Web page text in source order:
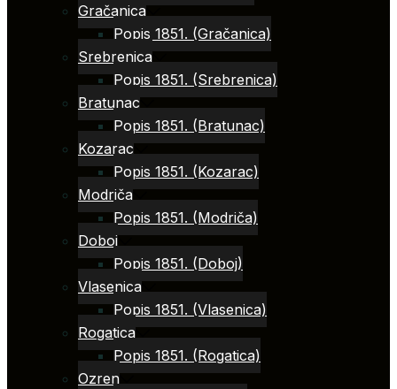
Gračanica
Popis 1851. (Gračanica)
Srebrenica
Popis 1851. (Srebrenica)
Bratunac
Popis 1851. (Bratunac)
Kozarac
Popis 1851. (Kozarac)
Modriča
Popis 1851. (Modriča)
Doboj
Popis 1851. (Doboj)
Vlasenica
Popis 1851. (Vlasenica)
Rogatica
Popis 1851. (Rogatica)
Ozren